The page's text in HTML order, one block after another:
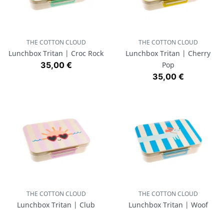
THE COTTON CLOUD
Lunchbox Tritan | Croc Rock
Prix
35,00 €
THE COTTON CLOUD
Lunchbox Tritan | Cherry
Pop
Prix
35,00 €
THE COTTON CLOUD
Lunchbox Tritan | Club
THE COTTON CLOUD
Lunchbox Tritan | Woof